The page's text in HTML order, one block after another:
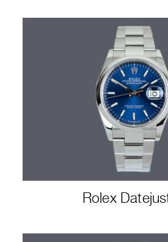
Rolex